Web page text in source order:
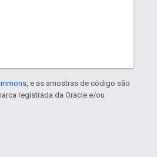
, e as amostras de código são
registrada da Oracle e/ou